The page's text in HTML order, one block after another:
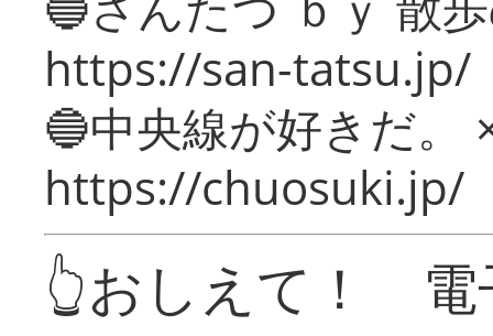
https://san-tatsu.jp/
🔵中央線が好きだ。
https://chuosuki.jp/
👆おしえて！ 電